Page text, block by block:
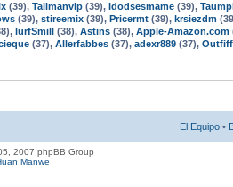
(39), Tallmanvip (39), Idodsesmame (39),
(39), stireemix (39), Pricermt (39), krsiezdm
lurfSmill (38), Astins (38), Apple-Amazon.com
(37), Allerfabbes (37), adexr889 (37),
El Equipo •
2007 phpBB Group
Manwë